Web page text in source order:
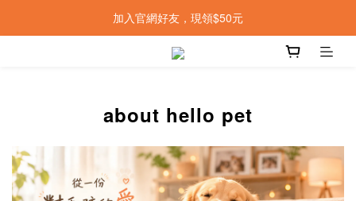
加入官網好友，現領$50元
about hello pet